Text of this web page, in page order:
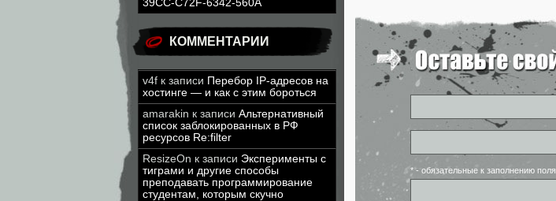
39CC-C72F-6342-560A
КОММЕНТАРИИ
v4f к записи Перебор IP-адресов на
хостинге — и как с этим бороться
amarakin к записи Альтернативный
список заблокированных в РФ
ресурсов Re:filter
ResizeOn к записи Эксперименты с
тиграми и другие способы
преподавать программирование
студентам, которым скучно
* - обязательные к заполнению поля